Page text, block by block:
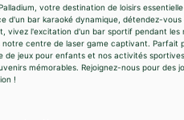
votre destination de loisirs essentielle
d'un bar karaoké dynamique, détendez-vous
vivez l'excitation d'un bar sportif pendant les
notre centre de laser game captivant. Parfait
de jeux pour enfants et nos activités
mémorables. Rejoignez-nous pour des
!